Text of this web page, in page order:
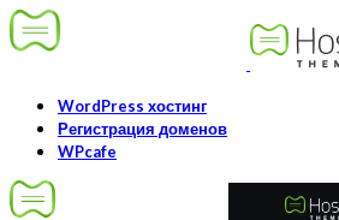
WordPress хостинг
Регистрация доменов
WPcafe